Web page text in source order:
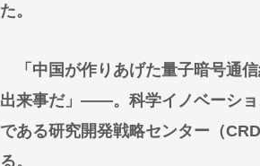
ここにあるのに
た。
「中国が作りあげた量子暗号通
出来事だ」――。科学イノベーショ
である研究開発戦略センター（
る。